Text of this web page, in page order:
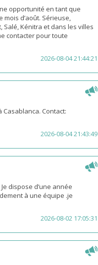
opportunité en tant que
d’août. Sérieuse,
Kénitra et dans les villes
contacter pour toute
2026-08-04 21:44:21
Contact:
2026-08-04 21:43:49
dispose d’une année
à une équipe .je
2026-08-02 17:05:31